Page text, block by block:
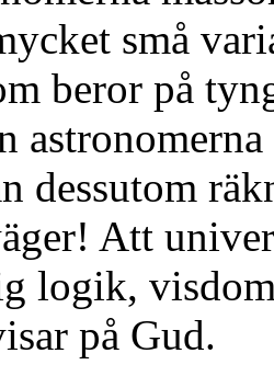
små
beror på
dessutom
Att
logik,
på Gud.